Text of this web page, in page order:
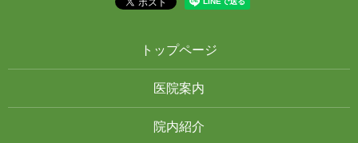
トップページ
医院案内
院内紹介